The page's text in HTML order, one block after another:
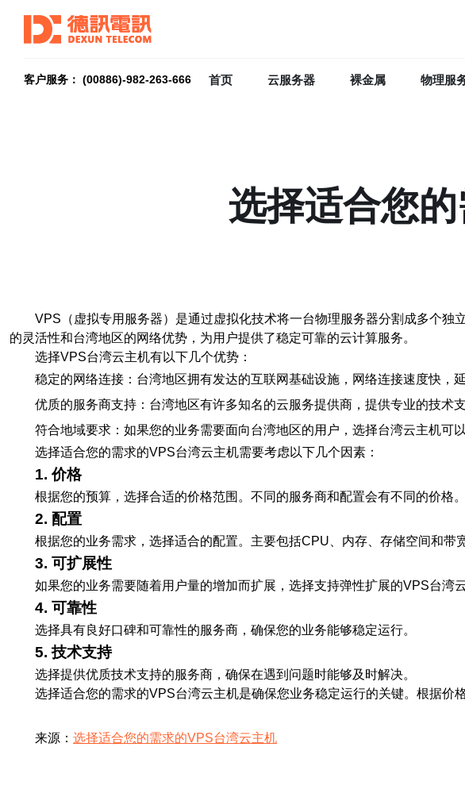
客户服务： (00886)-982-263-666 首页 云服务器 裸金属 物理服
选择适合您
VPS（虚拟专用服务器）是通过虚拟化技术将一台物理服务器分割成多个
的灵活性和台湾地区的网络优势，为用户提供了稳定可靠的云计算服务。
选择VPS台湾云主机有以下几个优势：
稳定的网络连接：台湾地区拥有发达的互联网基础设施，网络连接速度快，延
优质的服务商支持：台湾地区有许多知名的云服务提供商，提供专业的技术
符合地域要求：如果您的业务需要面向台湾地区的用户，选择台湾云主机可
选择适合您的需求的VPS台湾云主机需要考虑以下几个因素：
1. 价格
根据您的预算，选择合适的价格范围。不同的服务商和配置会有不同的价格。
2. 配置
根据您的业务需求，选择适合的配置。主要包括CPU、内存、存储空间和带
3. 可扩展性
如果您的业务需要随着用户量的增加而扩展，选择支持弹性扩展的VPS台湾
4. 可靠性
选择具有良好口碑和可靠性的服务商，确保您的业务能够稳定运行。
5. 技术支持
选择提供优质技术支持的服务商，确保在遇到问题时能够及时解决。
选择适合您的需求的VPS台湾云主机是确保您业务稳定运行的关键。根据价
来源： 选择适合您的需求的VPS台湾云主机